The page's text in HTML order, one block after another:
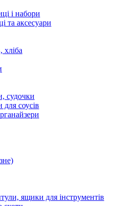
і набори
та аксесуари
хліба
судочки
соусів
ящики для інструментів